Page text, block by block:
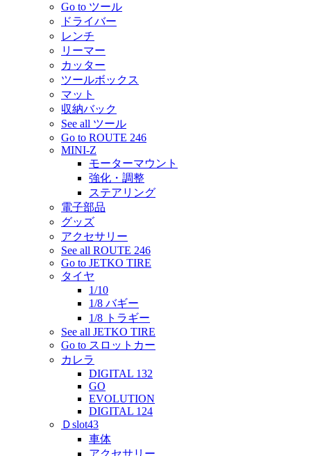
Go to ツール
ドライバー
レンチ
リーマー
カッター
ツールボックス
マット
収納バック
See all ツール
Go to ROUTE 246
MINI-Z
モーターマウント
強化・調整
ステアリング
電子部品
グッズ
アクセサリー
See all ROUTE 246
Go to JETKO TIRE
タイヤ
1/10
1/8 バギー
1/8 トラギー
See all JETKO TIRE
Go to スロットカー
カレラ
DIGITAL 132
GO
EVOLUTION
DIGITAL 124
Ｄslot43
車体